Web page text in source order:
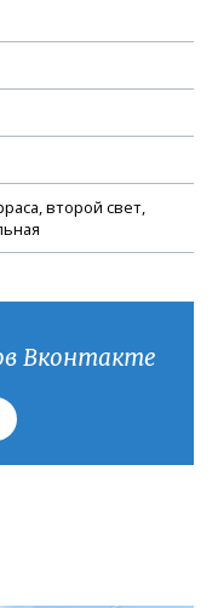
второй свет,
Вконтакте